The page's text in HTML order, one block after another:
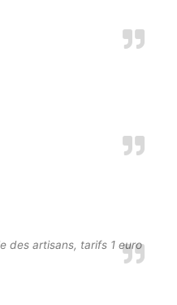
des artisans, tarifs 1 euro